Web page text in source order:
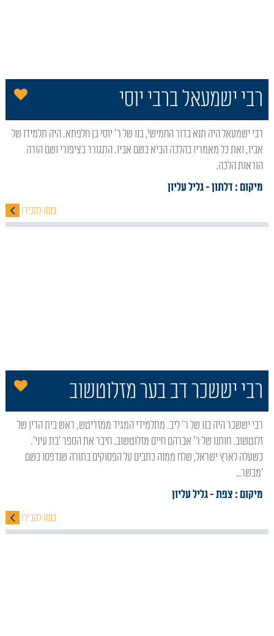
רבי ישמעאל ברבי יוסי
רבי ישמעאל היה תנא בדור החמישי, בנו של ר' יוסי בן חלפתא. היה תלמידו של
אביו, ואת כל מאמריו בהלכה הביא בשם אביו. התגורר בציפורי ושם הורה
הוראות הלכה.
מיקום : דלתון- גליל עליון
כנסו להכיר!
רבי יששכר דב בער מזלוטשוב
רבי יששכר היה בנו של ר' ליב. מתלמידי המגיד ממזריטש, ראש בית הדין של
זלוטשוב. חותנו של ר' אברהם חיים מזלוטשוב. חיבר את הספר 'בת עיני'.
כשעלה לארץ ישראל, שלח ממנה כתבים על הפסוקים בתורה שנדפסו בשם
'מבשר…
מיקום : צפת- גליל עליון
כנסו להכיר!